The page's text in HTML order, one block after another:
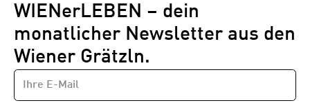
WIENerLEBEN – dein
monatlicher Newsletter aus den
Wiener Grätzln.
Newsletter
E-
MAIL-
ADRESSE